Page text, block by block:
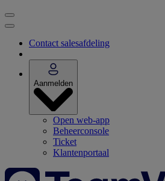
Contact salesafdeling
Aanmelden
Open web-app
Beheerconsole
Ticket
Klantenportaal